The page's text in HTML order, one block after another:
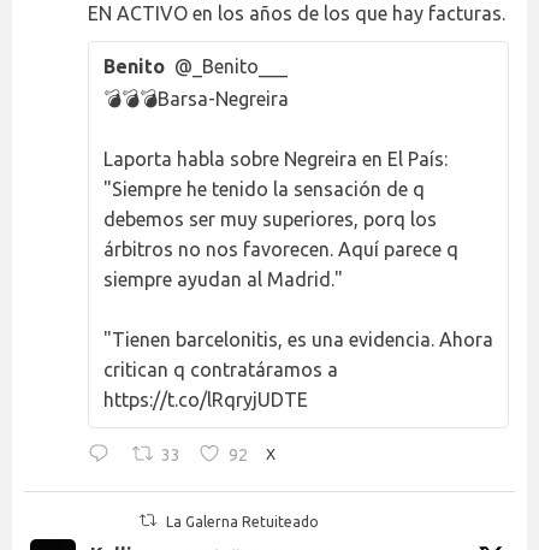
EN ACTIVO en los años de los que hay facturas.
Benito @_Benito___
💣💣💣Barsa-Negreira
Laporta habla sobre Negreira en El País:
"Siempre he tenido la sensación de q
debemos ser muy superiores, porq los
árbitros no nos favorecen. Aquí parece q
siempre ayudan al Madrid."
"Tienen barcelonitis, es una evidencia. Ahora
critican q contratáramos a
https://t.co/lRqryjUDTE
33 92 X
La Galerna Retuiteado